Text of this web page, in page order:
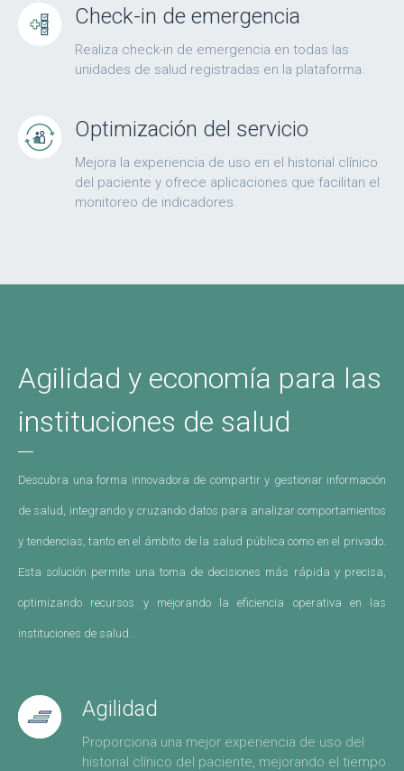
Check-in de emergencia
Realiza check-in de emergencia en todas las
unidades de salud registradas en la plataforma.
Optimización del servicio
Mejora la experiencia de uso en el historial clínico
del paciente y ofrece aplicaciones que facilitan el
monitoreo de indicadores.
Agilidad y economía para las
instituciones de salud
Descubra una forma innovadora de compartir y gestionar información
de salud, integrando y cruzando datos para analizar comportamientos
y tendencias, tanto en el ámbito de la salud pública como en el privado.
Esta solución permite una toma de decisiones más rápida y precisa,
optimizando recursos y mejorando la eficiencia operativa en las
instituciones de salud.
Agilidad
Proporciona una mejor experiencia de uso del
historial clínico del paciente, mejorando el tiempo